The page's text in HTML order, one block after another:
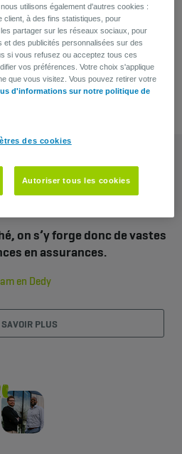
Banneel
Recruiter
on s’y forge donc de vastes
en assurances.
en Dedy
SAVOIR PLUS
utilisons également d'autres cookies :
client, à des fins statistiques, pour
partager sur les réseaux sociaux, pour
et des publicités personnalisées sur des
si vous refusez ou acceptez tous ces
vos préférences. Votre choix s'applique
que vous visitez. Vous pouvez retirer votre
d'informations sur notre politique de
des cookies
Autoriser tous les cookies